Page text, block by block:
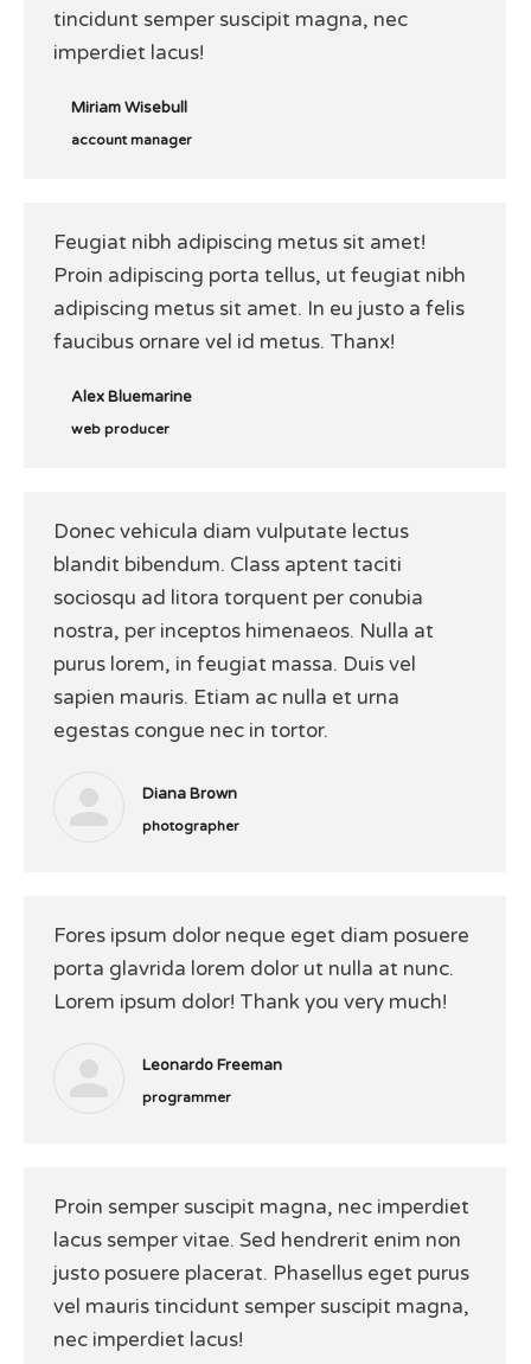
tincidunt semper suscipit magna, nec
imperdiet lacus!
Miriam Wisebull
account manager
Feugiat nibh adipiscing metus sit amet!
Proin adipiscing porta tellus, ut feugiat nibh
adipiscing metus sit amet. In eu justo a felis
faucibus ornare vel id metus. Thanx!
Alex Bluemarine
web producer
Donec vehicula diam vulputate lectus
blandit bibendum. Class aptent taciti
sociosqu ad litora torquent per conubia
nostra, per inceptos himenaeos. Nulla at
purus lorem, in feugiat massa. Duis vel
sapien mauris. Etiam ac nulla et urna
egestas congue nec in tortor.
Diana Brown
photographer
Fores ipsum dolor neque eget diam posuere
porta glavrida lorem dolor ut nulla at nunc.
Lorem ipsum dolor! Thank you very much!
Leonardo Freeman
programmer
Proin semper suscipit magna, nec imperdiet
lacus semper vitae. Sed hendrerit enim non
justo posuere placerat. Phasellus eget purus
vel mauris tincidunt semper suscipit magna,
nec imperdiet lacus!